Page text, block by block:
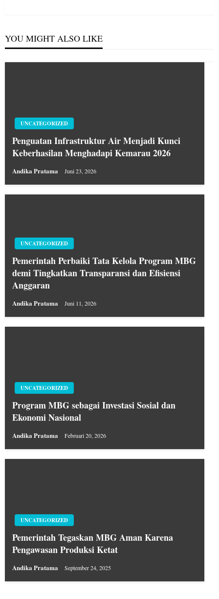
YOU MIGHT ALSO LIKE
UNCATEGORIZED
Penguatan Infrastruktur Air Menjadi Kunci
Keberhasilan Menghadapi Kemarau 2026
Andika Pratama Juni 23, 2026
UNCATEGORIZED
Pemerintah Perbaiki Tata Kelola Program MBG
demi Tingkatkan Transparansi dan Efisiensi
Anggaran
Andika Pratama Juni 11, 2026
UNCATEGORIZED
Program MBG sebagai Investasi Sosial dan
Ekonomi Nasional
Andika Pratama Februari 20, 2026
UNCATEGORIZED
Pemerintah Tegaskan MBG Aman Karena
Pengawasan Produksi Ketat
Andika Pratama September 24, 2025